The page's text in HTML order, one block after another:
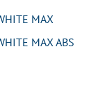
MAX
MAX ABS